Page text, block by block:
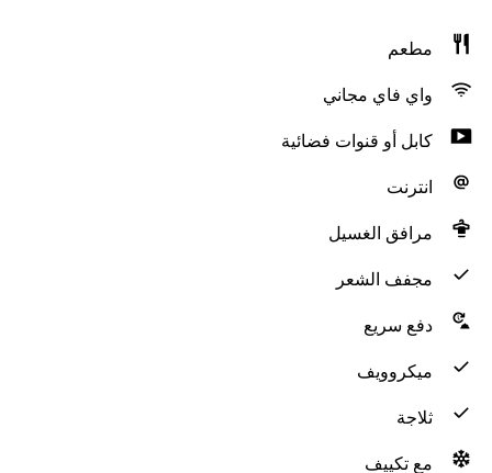
مطعم
واي فاي مجاني
كابل أو قنوات فضائية
انترنت
مرافق الغسيل
مجفف الشعر
دفع سريع
ميكروويف
ثلاجة
مع تكييف